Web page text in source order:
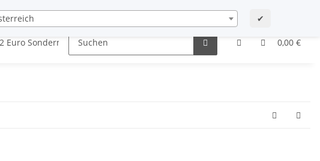
✔
Newsletterarchiv Mein Konto Kontakt Starshop-Forum
0,00 €
2 Euro Sondermünzen